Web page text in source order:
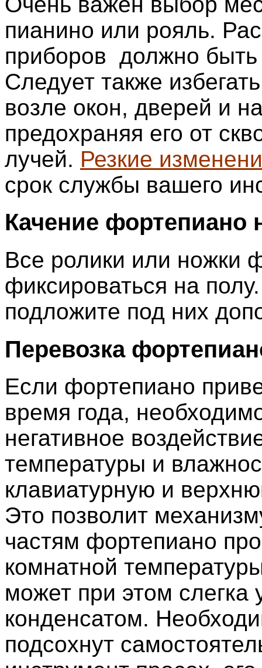
пианино или рояль.
приборов должно
Следует также
возле окон, дверей и
предохраняя его от
лучей. Резкие
срок службы вашего
Качение фортепиано
Все ролики или ножки
фиксироваться на
подложите под них
Перевозка
Если фортепиано
время года,
негативное
температуры и
клавиатурную и
Это позволит
частям фортепиано
комнатной
может при этом слегка
конденсатом.
подсохнут